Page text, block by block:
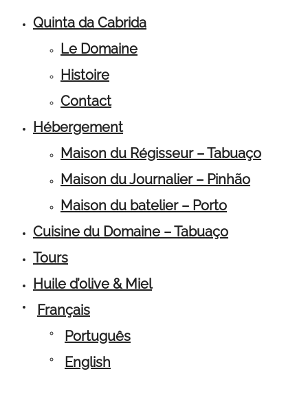
Quinta da Cabrida
Le Domaine
Histoire
Contact
Hébergement
Maison du Régisseur – Tabuaço
Maison du Journalier – Pinhão
Maison du batelier – Porto
Cuisine du Domaine – Tabuaço
Tours
Huile d’olive & Miel
Français
Português
English